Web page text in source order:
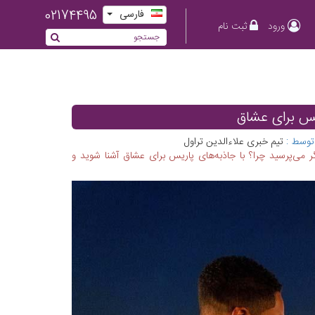
ورود ثبت نام
فارسی 02174495
برای عشاق
: تیم خبری علاءالدین تراول
چرا؟ با جاذبه‌های پاریس برای عشاق آشنا شوید و